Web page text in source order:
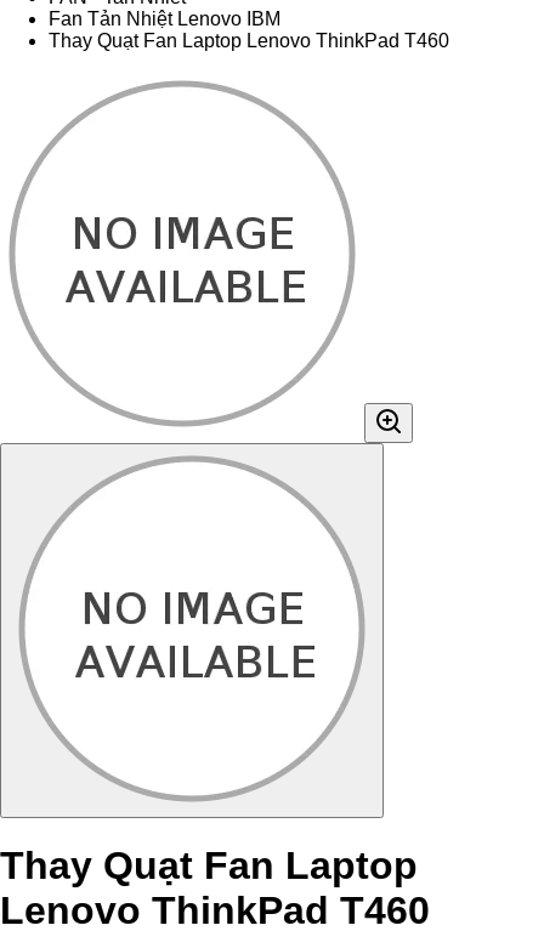
Fan Tản Nhiệt Lenovo IBM
Thay Quạt Fan Laptop Lenovo ThinkPad T460
Thay Quạt Fan Laptop
Lenovo ThinkPad T460